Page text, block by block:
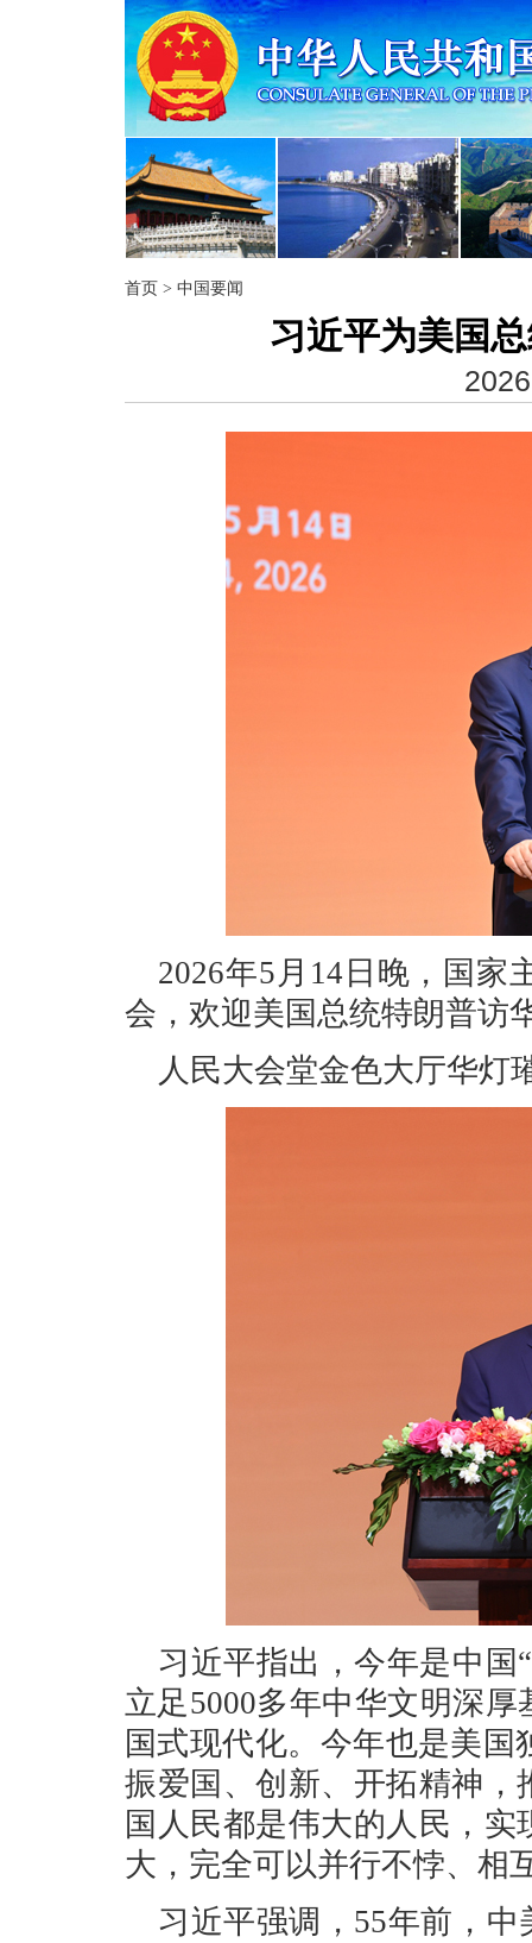
首页 > 中国要闻
习近平为美国
2026年5月14日晚，国家
会，欢迎美国总统特朗普访
人民大会堂金色大厅华灯
习近平指出，今年是中国
立足5000多年中华文明深
国式现代化。今年也是美国
振爱国、创新、开拓精神
国人民都是伟大的人民，
大，完全可以并行不悖、相
习近平强调，55年前，